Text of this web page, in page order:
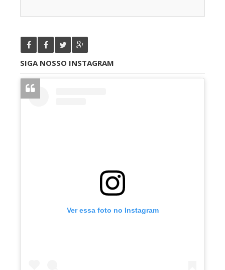
SIGA NOSSO INSTAGRAM
Ver essa foto no Instagram